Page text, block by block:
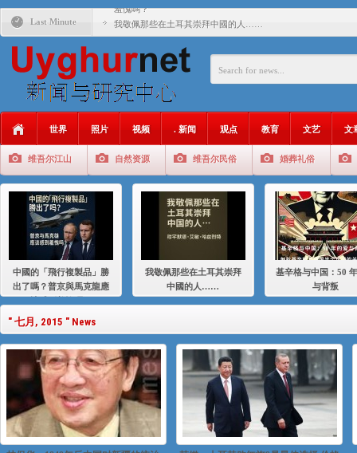
Last Minute
羞愧嗎？
我敬佩那些在土耳其崇拜中國的人……
基辛格与中国：50 年的爱与背叛
年的百年關係
大一统情结使魏京生失去理智 / 伊利夏提
伊利夏提：在自责与内疚中的挣扎
伊利夏提：消失在集中营的红衣女孩
伊利夏提：维吾尔种族灭绝
世界 照片 视频 . 新闻 观点 教育 文艺 文
维吾尔江山 自然资源 维吾尔民俗 婚葬礼俗
中國的「飛行複製品」勝
出了嗎？普京與馬克龍應
我敬佩那些在土耳其崇拜
中國的人……
基辛格与中国：50
与背叛
" 七月, 2015 " News